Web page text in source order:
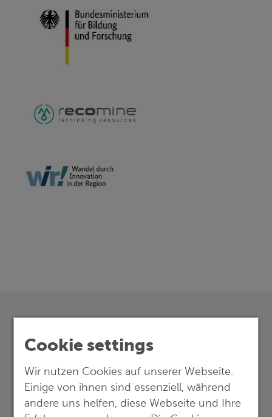
Cookie settings
Wir nutzen Cookies auf unserer Webseite.
Einige von ihnen sind essenziell, während
andere uns helfen, diese Webseite und Ihre